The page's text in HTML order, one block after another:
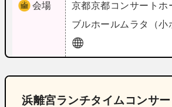
会場 京都京都コンサートホ
ブルホールムラタ（小
浜離宮ランチタイムコンサ